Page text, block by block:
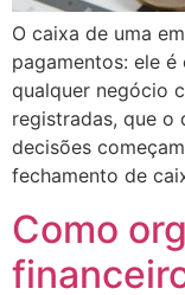
O caixa de uma
pagamentos: ele
qualquer negócio
registradas, que o
decisões
fechamento de
Como